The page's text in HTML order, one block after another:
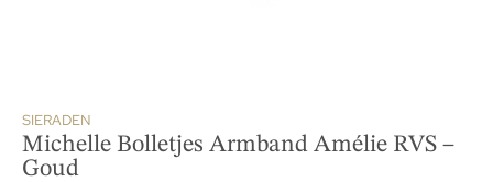
SIERADEN
Michelle Bolletjes Armband Amélie RVS –
Goud